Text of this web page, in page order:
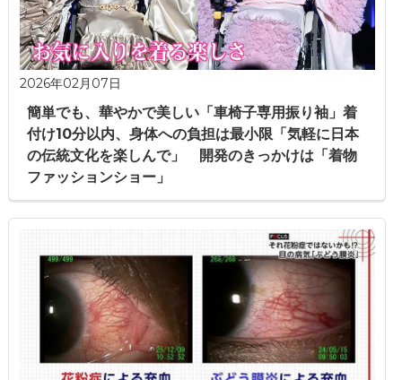
2026年02月07日
簡単でも、華やかで美しい「車椅子専用振り袖」着
付け10分以内、身体への負担は最小限「気軽に日本
の伝統文化を楽しんで」 開発のきっかけは「着物
ファッションショー」